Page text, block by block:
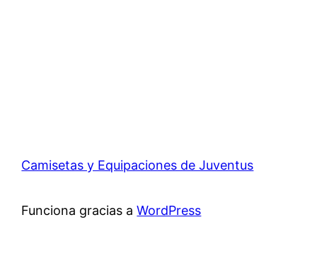
Camisetas y Equipaciones de Juventus
Funciona gracias aWordPress